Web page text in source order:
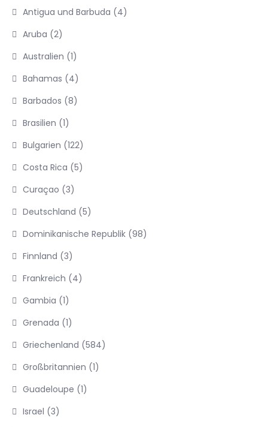
Antigua und Barbuda (4)
Aruba (2)
Australien (1)
Bahamas (4)
Barbados (8)
Brasilien (1)
Bulgarien (122)
Costa Rica (5)
Curaçao (3)
Deutschland (5)
Dominikanische Republik (98)
Finnland (3)
Frankreich (4)
Gambia (1)
Grenada (1)
Griechenland (584)
Großbritannien (1)
Guadeloupe (1)
Israel (3)